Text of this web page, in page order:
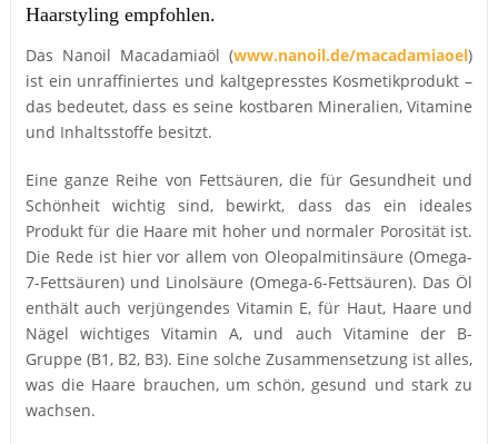
Haarstyling empfohlen.
Das Nanoil Macadamiaöl (www.nanoil.de/macadamiaoel)
ist ein unraffiniertes und kaltgepresstes Kosmetikprodukt –
das bedeutet, dass es seine kostbaren Mineralien, Vitamine
und Inhaltsstoffe besitzt.
Eine ganze Reihe von Fettsäuren, die für Gesundheit und
Schönheit wichtig sind, bewirkt, dass das ein ideales
Produkt für die Haare mit hoher und normaler Porosität ist.
Die Rede ist hier vor allem von Oleopalmitinsäure (Omega-
7-Fettsäuren) und Linolsäure (Omega-6-Fettsäuren). Das Öl
enthält auch verjüngendes Vitamin E, für Haut, Haare und
Nägel wichtiges Vitamin A, und auch Vitamine der B-
Gruppe (B1, B2, B3). Eine solche Zusammensetzung ist alles,
was die Haare brauchen, um schön, gesund und stark zu
wachsen.